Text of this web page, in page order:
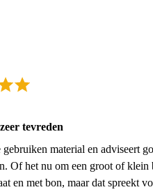
tevreden
material en adviseert
Of het nu om een groot of
en met bon, maar dat spreekt